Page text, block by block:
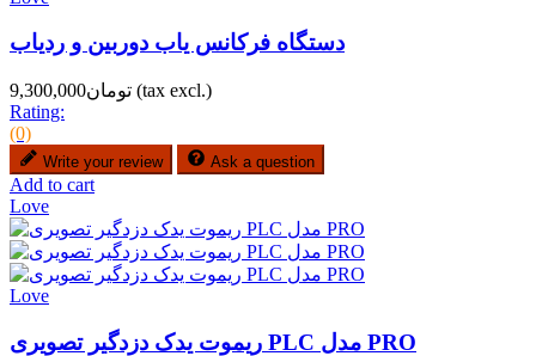
دستگاه فرکانس یاب دوربین و ردیاب
تومان9,300,000 (tax excl.)
Rating:
(0)
Write your review Ask a question
Add to cart
Love
Love
ریموت یدک دزدگیر تصویری PLC مدل PRO